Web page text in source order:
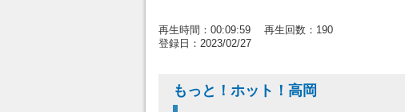
再生時間：00:09:59 再生回数：190
登録日：2023/02/27
もっと！ホット！高岡